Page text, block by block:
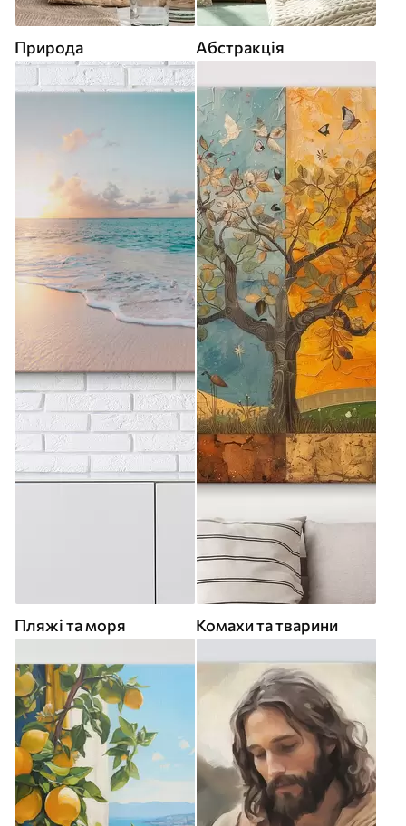
Природа Абстракція
Пляжі та моря Комахи та тварини